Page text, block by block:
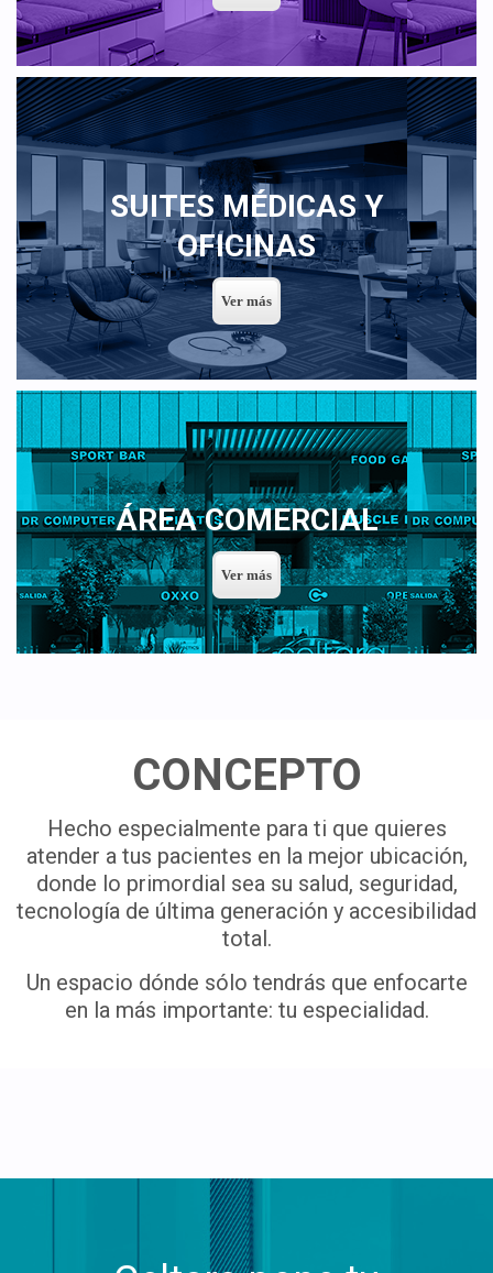
SUITES MÉDICAS Y
OFICINAS
ÁREA COMERCIAL
CONCEPTO
Hecho especialmente para ti que quieres
atender a tus pacientes en la mejor ubicación,
donde lo primordial sea su salud, seguridad,
tecnología de última generación y accesibilidad
total.
Un espacio dónde sólo tendrás que enfocarte
en la más importante: tu especialidad.